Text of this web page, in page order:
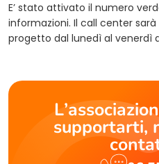
E’ stato attivato il numero
informazioni. Il call center
progetto dal lunedì al venerdì
supportarti,